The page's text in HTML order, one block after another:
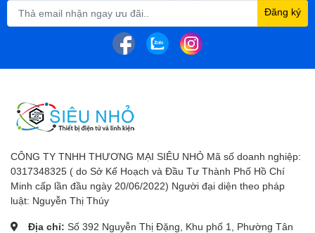
Đăng ký
CÔNG TY TNHH THƯƠNG MẠI SIÊU NHỎ Mã số doanh nghiệp:
0317348325 ( do Sở Kế Hoạch và Đầu Tư Thành Phố Hồ Chí
Minh cấp lần đầu ngày 20/06/2022) Người đại diện theo pháp
luật: Nguyễn Thị Thúy
Địa chỉ: Số 392 Nguyễn Thị Đặng, Khu phố 1, Phường Tân